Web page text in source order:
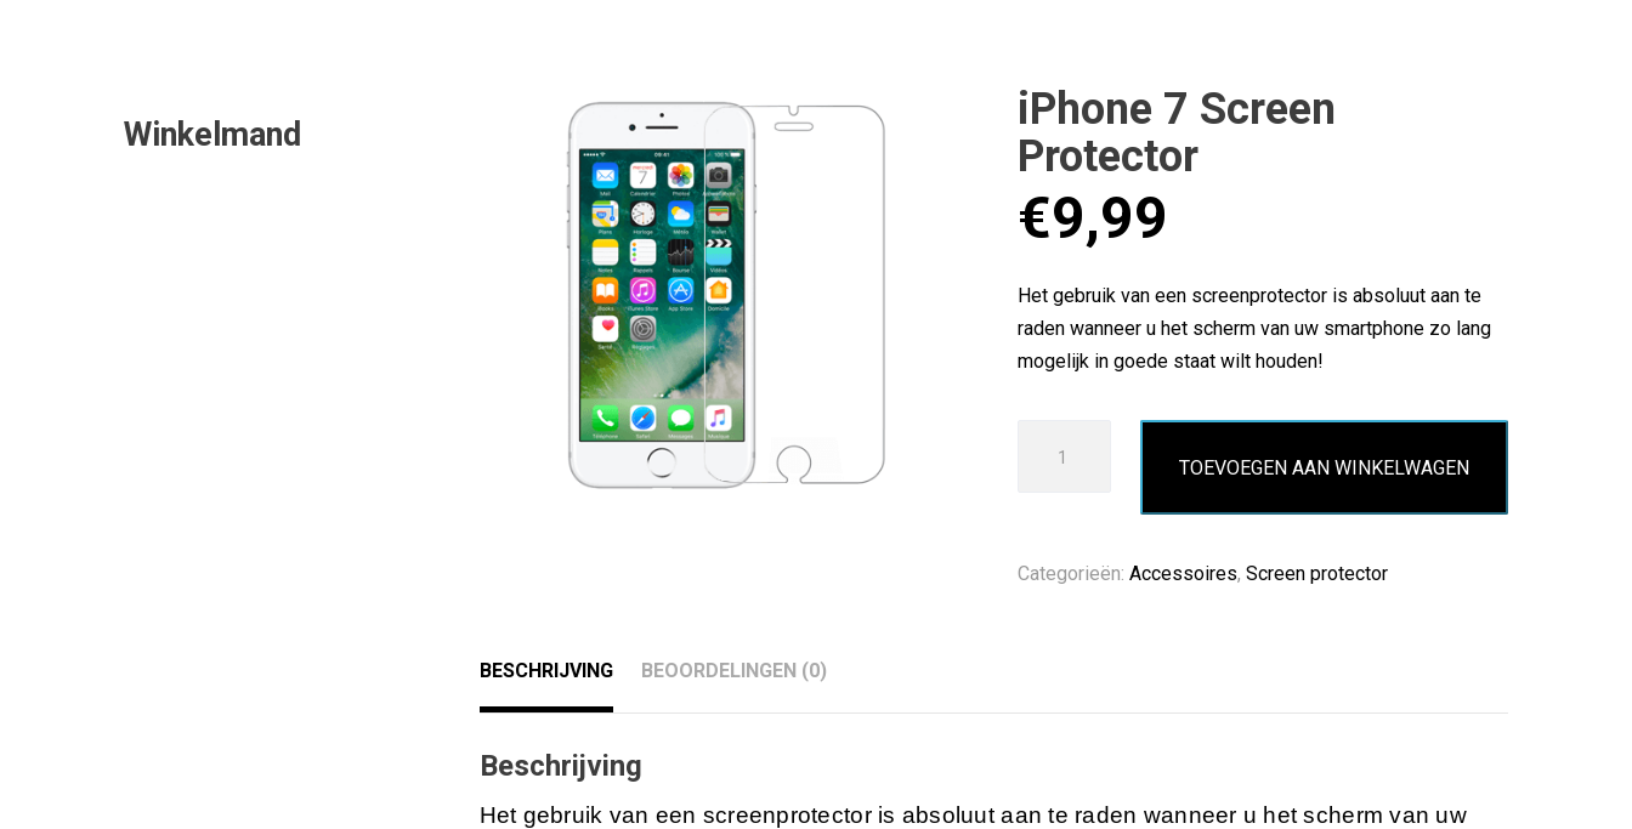
iPhone 7 Screen
Protector
€9,99
Het gebruik van een screenprotector is absoluut aan te
raden wanneer u het scherm van uw smartphone zo lang
mogelijk in goede staat wilt houden!
aantal
TOEVOEGEN AAN WINKELWAGEN
Categorieën:Accessoires,Screen protector
BESCHRIJVING BEOORDELINGEN (0)
Beschrijving
Het gebruik van een screenprotector is absoluut aan te raden wanneer u het scherm van uw
Winkelmand